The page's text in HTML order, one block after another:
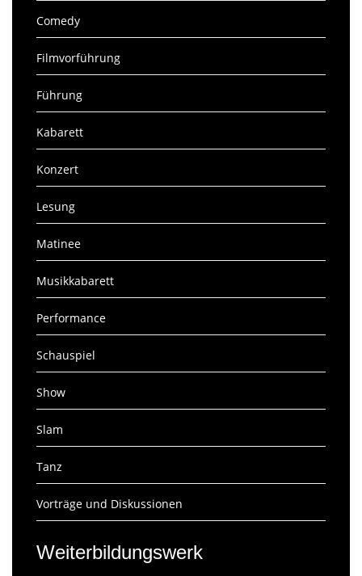
Comedy
Filmvorführung
Führung
Kabarett
Konzert
Lesung
Matinee
Musikkabarett
Performance
Schauspiel
Show
Slam
Tanz
Vorträge und Diskussionen
Weiterbildungswerk